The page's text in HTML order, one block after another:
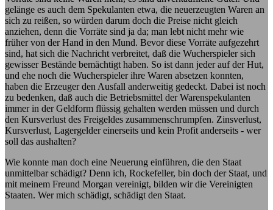
gelänge es auch dem Spekulanten etwa, die neuerzeugten Waren an
sich zu reißen, so würden darum doch die Preise nicht gleich
anziehen, denn die Vorräte sind ja da; man lebt nicht mehr wie
früher von der Hand in den Mund. Bevor diese Vorräte aufgezehrt
sind, hat sich die Nachricht verbreitet, daß die Wucherspieler sich
gewisser Bestände bemächtigt haben. So ist dann jeder auf der Hut,
und ehe noch die Wucherspieler ihre Waren absetzen konnten,
haben die Erzeuger den Ausfall anderweitig gedeckt. Dabei ist noch
zu bedenken, daß auch die Betriebsmittel der Warenspekulanten
immer in der Geldform flüssig gehalten werden müssen und durch
den Kursverlust des Freigeldes zusammenschrumpfen. Zinsverlust,
Kursverlust, Lagergelder einerseits und kein Profit anderseits - wer
soll das aushalten?
Wie konnte man doch eine Neuerung einführen, die den Staat
unmittelbar schädigt? Denn ich, Rockefeller, bin doch der Staat, und
mit meinem Freund Morgan vereinigt, bilden wir die Vereinigten
Staaten. Wer mich schädigt, schädigt den Staat.